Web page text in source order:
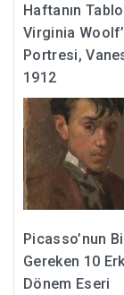
Haftanın
Virginia
Portresi,
1912
Picasso’nun
Gereken 10
Dönem Eseri